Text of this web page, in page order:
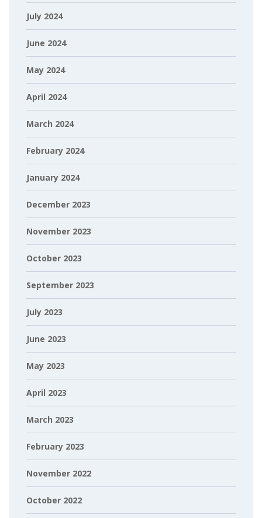
July 2024
June 2024
May 2024
April 2024
March 2024
February 2024
January 2024
December 2023
November 2023
October 2023
September 2023
July 2023
June 2023
May 2023
April 2023
March 2023
February 2023
November 2022
October 2022